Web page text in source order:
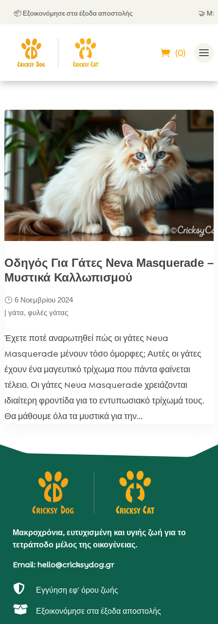
📦 Εξοικονόμησε στα έξοδα αποστολής
(0)
Οδηγός Για Γάτες Neva Masquerade –
Μυστικά Καλλωπισμού
6 Νοεμβρίου 2024
| γάτα, φυλές γάτας
Έχετε ποτέ αναρωτηθεί πώς οι γάτες Neva
Masquerade μένουν τόσο όμορφες; Αυτές οι γάτες
έχουν ένα μαγευτικό τρίχωμα που πάντα φαίνεται
τέλειο. Οι γάτες Neva Masquerade χρειάζονται
ιδιαίτερη φροντίδα για το εντυπωσιακό τρίχωμά τους.
Θα μάθουμε όλα τα μυστικά για την...
Μακροχρόνια, ευτυχισμένη και υγιής ζωή για το
τετράποδο μέλος της οικογένειας.
Email: hello@cricksydog.gr
 Εγγύηση εφ’ όρου ζωής
 Εξοικονόμησε στα έξοδα αποστολής